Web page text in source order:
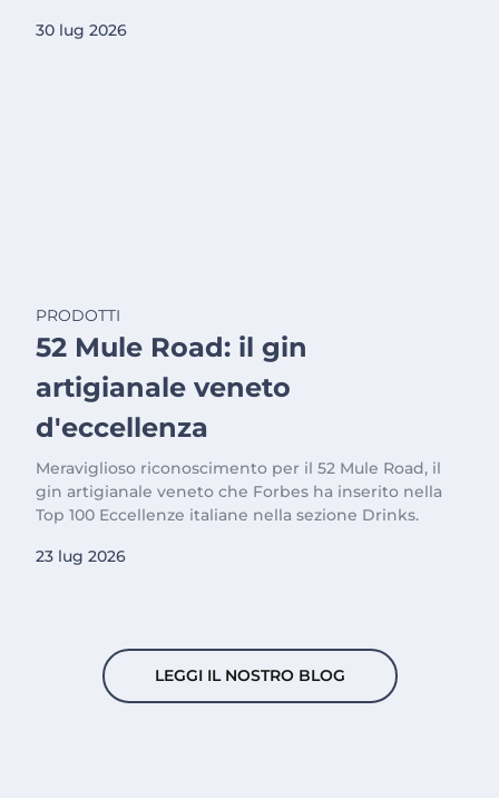
30 lug 2026
PRODOTTI
52 Mule Road: il gin
artigianale veneto
d'eccellenza
Meraviglioso riconoscimento per il 52 Mule Road, il
gin artigianale veneto che Forbes ha inserito nella
Top 100 Eccellenze italiane nella sezione Drinks.
23 lug 2026
LEGGI IL NOSTRO BLOG